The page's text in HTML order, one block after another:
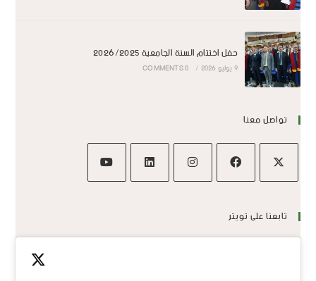
حفل اختتام السنة الجامعية 2026/2025
9 يوليو 2026 /
0 COMMENTS
تواصل معنا
تابعنا على تويتر